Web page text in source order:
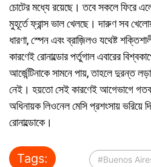
চোটের মধ্যে রয়েছে। তবে সকলে ফিরে
মুহূর্তে ফ্রান্স ভাল খেলছে। দারুণ সব
ধারণা, স্পেন এবং ব্রাজ়িলও যথেষ্ট
কারণেই রোনাল্ডোর পর্তুগাল এবারের
আর্জেন্টিনাকে সামনে পায়, তাহলে দুরন্ত
নেই। হয়তো সেই কারণেই আগেভাগে
অধিনায়ক লিওনেল মেসি প্রশংসায় ভরিয়ে
রোনাল্ডোকে।
Tags: #Buenos